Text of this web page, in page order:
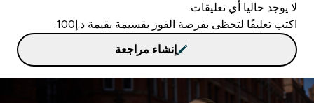
لا يوجد حاليا أي تعليقات.
اكتب تعليقًا لتحظى بفرصة الفوز بقسيمة بقيمة د.إ100.
إنشاء مراجعة